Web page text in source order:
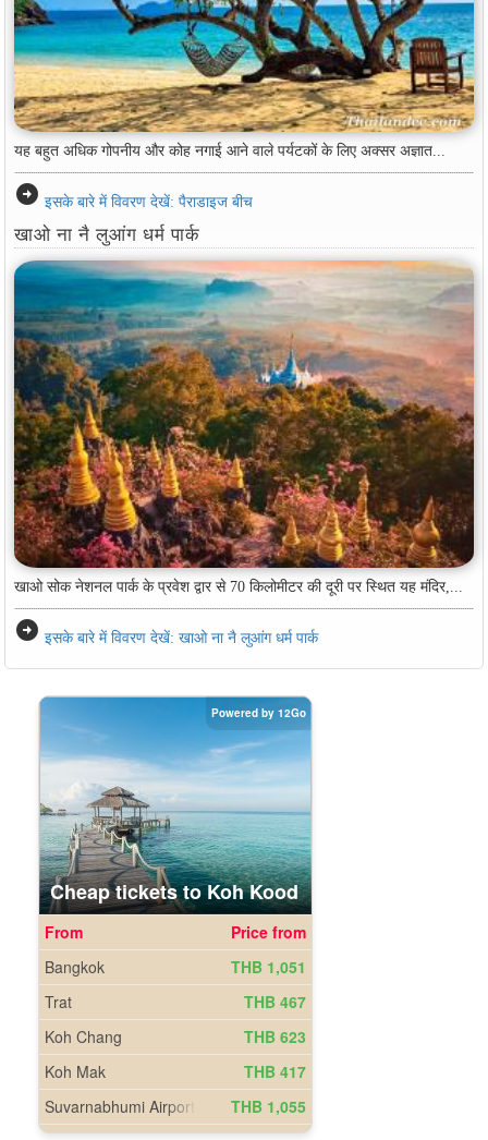
यह बहुत अधिक गोपनीय और कोह नगाई आने वाले पर्यटकों के लिए अक्सर अज्ञात...
arrow_circle_right इसके बारे में विवरण देखें: पैराडाइज बीच
खाओ ना नै लुआंग धर्म पार्क
खाओ सोक नेशनल पार्क के प्रवेश द्वार से 70 किलोमीटर की दूरी पर स्थित यह मंदिर,...
arrow_circle_right इसके बारे में विवरण देखें: खाओ ना नै लुआंग धर्म पार्क